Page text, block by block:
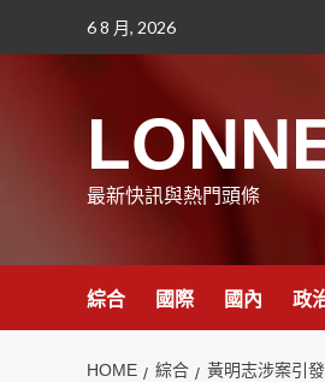
6 8 月, 2026
最新快訊與熱門頭條
綜合 國際 國內 政
HOME 綜合 黃明志涉案引